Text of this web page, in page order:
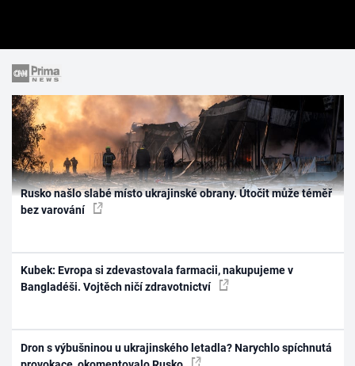
Rusko našlo slabé místo ukrajinské obrany. Útočit může téměř
bez varování
Kubek: Evropa si zdevastovala farmacii, nakupujeme v
Bangladéši. Vojtěch ničí zdravotnictví
Dron s výbušninou u ukrajinského letadla? Narychlo spíchnutá